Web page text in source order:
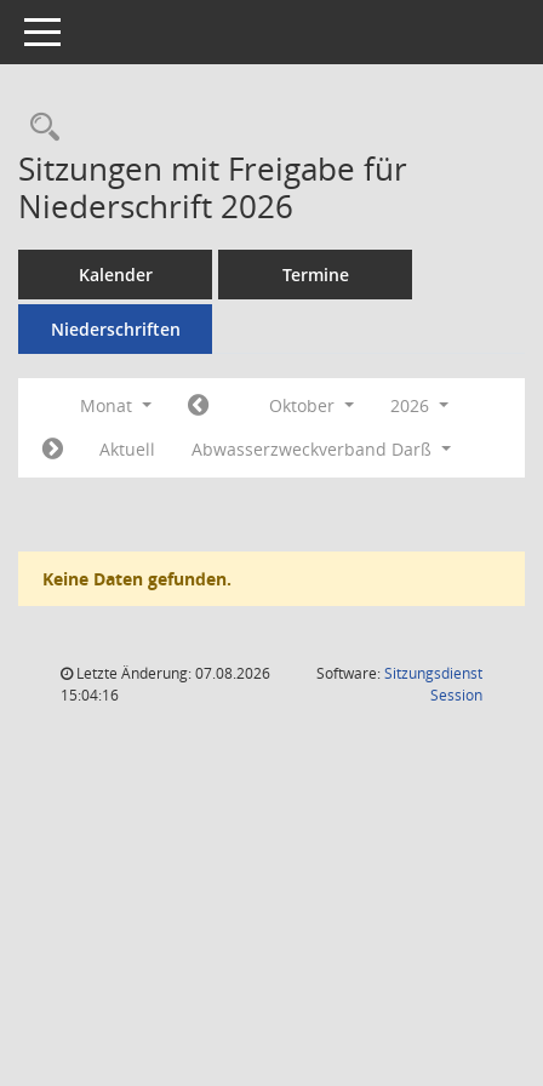
Toggle navigation
Rechercheauswahl
Sitzungen mit Freigabe für
Niederschrift 2026
Kalender Termine
Niederschriften
Monat Oktober
2026
Aktuell
Abwasserzweckverband Darß
Keine Daten gefunden.
Letzte Änderung: 07.08.2026
15:04:16
Software:Sitzungsdienst
Session(Wird in